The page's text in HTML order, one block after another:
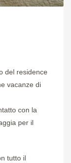
del residence
vacanze di
con la
per il
tutto il